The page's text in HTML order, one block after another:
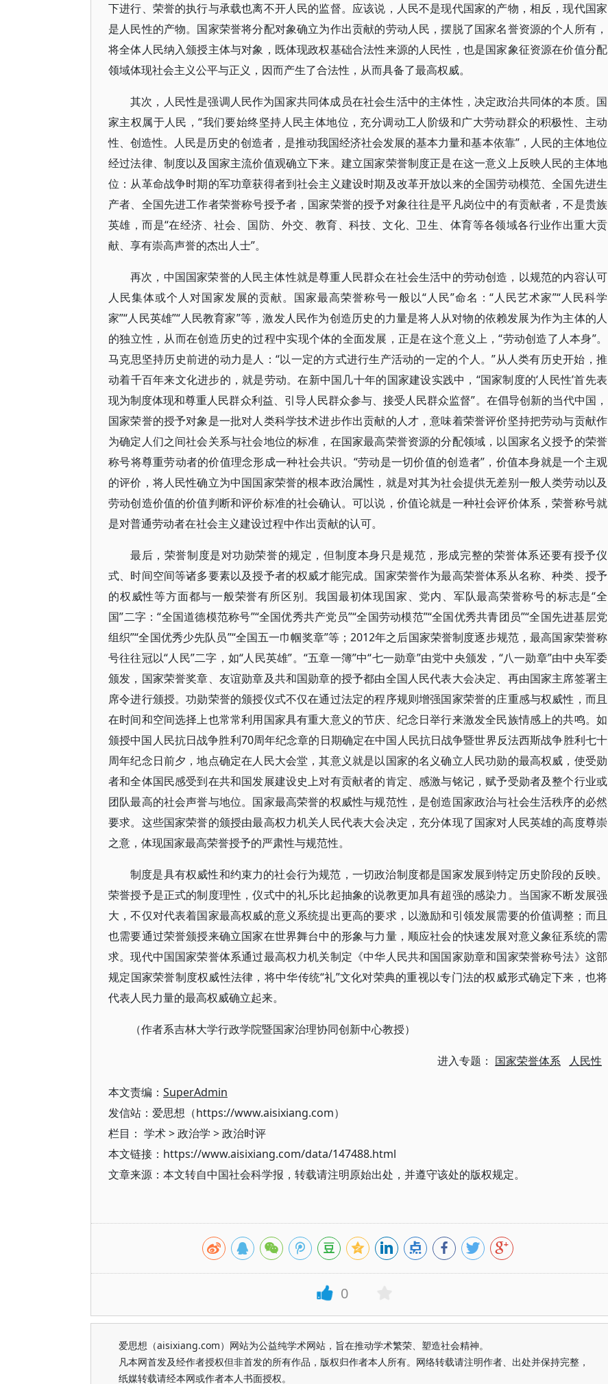
下进行、荣誉的执行与承载也离不开人民的监督。应该说，人民不是现代国家的产物，相反，现代国家
是人民性的产物。国家荣誉将分配对象确立为作出贡献的劳动人民，摆脱了国家名誉资源的个人所有，
将全体人民纳入颁授主体与对象，既体现政权基础合法性来源的人民性，也是国家象征资源在价值分配
领域体现社会主义公平与正义，因而产生了合法性，从而具备了最高权威。
其次，人民性是强调人民作为国家共同体成员在社会生活中的主体性，决定政治共同体的本质。国
家主权属于人民，“我们要始终坚持人民主体地位，充分调动工人阶级和广大劳动群众的积极性、主动
性、创造性。人民是历史的创造者，是推动我国经济社会发展的基本力量和基本依靠”，人民的主体地位
经过法律、制度以及国家主流价值观确立下来。建立国家荣誉制度正是在这一意义上反映人民的主体地
位：从革命战争时期的军功章获得者到社会主义建设时期及改革开放以来的全国劳动模范、全国先进生
产者、全国先进工作者荣誉称号授予者，国家荣誉的授予对象往往是平凡岗位中的有贡献者，不是贵族
英雄，而是“在经济、社会、国防、外交、教育、科技、文化、卫生、体育等各领域各行业作出重大贡
献、享有崇高声誉的杰出人士”。
再次，中国国家荣誉的人民主体性就是尊重人民群众在社会生活中的劳动创造，以规范的内容认可
人民集体或个人对国家发展的贡献。国家最高荣誉称号一般以“人民”命名：“人民艺术家”“人民科学
家”“人民英雄”“人民教育家”等，激发人民作为创造历史的力量是将人从对物的依赖发展为作为主体的人
的独立性，从而在创造历史的过程中实现个体的全面发展，正是在这个意义上，“劳动创造了人本身”。
马克思坚持历史前进的动力是人：“以一定的方式进行生产活动的一定的个人。”从人类有历史开始，推
动着千百年来文化进步的，就是劳动。在新中国几十年的国家建设实践中，“国家制度的‘人民性’首先表
现为制度体现和尊重人民群众利益、引导人民群众参与、接受人民群众监督”。在倡导创新的当代中国，
国家荣誉的授予对象是一批对人类科学技术进步作出贡献的人才，意味着荣誉评价坚持把劳动与贡献作
为确定人们之间社会关系与社会地位的标准，在国家最高荣誉资源的分配领域，以国家名义授予的荣誉
称号将尊重劳动者的价值理念形成一种社会共识。“劳动是一切价值的创造者”，价值本身就是一个主观
的评价，将人民性确立为中国国家荣誉的根本政治属性，就是对其为社会提供无差别一般人类劳动以及
劳动创造价值的价值判断和评价标准的社会确认。可以说，价值论就是一种社会评价体系，荣誉称号就
是对普通劳动者在社会主义建设过程中作出贡献的认可。
最后，荣誉制度是对功勋荣誉的规定，但制度本身只是规范，形成完整的荣誉体系还要有授予仪
式、时间空间等诸多要素以及授予者的权威才能完成。国家荣誉作为最高荣誉体系从名称、种类、授予
的权威性等方面都与一般荣誉有所区别。我国最初体现国家、党内、军队最高荣誉称号的标志是“全
国”二字：“全国道德模范称号”“全国优秀共产党员”“全国劳动模范”“全国优秀共青团员”“全国先进基层党
组织”“全国优秀少先队员”“全国五一巾帼奖章”等；2012年之后国家荣誉制度逐步规范，最高国家荣誉称
号往往冠以“人民”二字，如“人民英雄”。“五章一簿”中“七一勋章”由党中央颁发，“八一勋章”由中央军委
颁发，国家荣誉奖章、友谊勋章及共和国勋章的授予都由全国人民代表大会决定、再由国家主席签署主
席令进行颁授。功勋荣誉的颁授仪式不仅在通过法定的程序规则增强国家荣誉的庄重感与权威性，而且
在时间和空间选择上也常常利用国家具有重大意义的节庆、纪念日举行来激发全民族情感上的共鸣。如
颁授中国人民抗日战争胜利70周年纪念章的日期确定在中国人民抗日战争暨世界反法西斯战争胜利七十
周年纪念日前夕，地点确定在人民大会堂，其意义就是以国家的名义确立人民功勋的最高权威，使受勋
者和全体国民感受到在共和国发展建设史上对有贡献者的肯定、感激与铭记，赋予受勋者及整个行业或
团队最高的社会声誉与地位。国家最高荣誉的权威性与规范性，是创造国家政治与社会生活秩序的必然
要求。这些国家荣誉的颁授由最高权力机关人民代表大会决定，充分体现了国家对人民英雄的高度尊崇
之意，体现国家最高荣誉授予的严肃性与规范性。
制度是具有权威性和约束力的社会行为规范，一切政治制度都是国家发展到特定历史阶段的反映。
荣誉授予是正式的制度理性，仪式中的礼乐比起抽象的说教更加具有超强的感染力。当国家不断发展强
大，不仅对代表着国家最高权威的意义系统提出更高的要求，以激励和引领发展需要的价值调整；而且
也需要通过荣誉颁授来确立国家在世界舞台中的形象与力量，顺应社会的快速发展对意义象征系统的需
求。现代中国国家荣誉体系通过最高权力机关制定《中华人民共和国国家勋章和国家荣誉称号法》这部
规定国家荣誉制度权威性法律，将中华传统“礼”文化对荣典的重视以专门法的权威形式确定下来，也将
代表人民力量的最高权威确立起来。
（作者系吉林大学行政学院暨国家治理协同创新中心教授）
进入专题： 国家荣誉体系 人民性
本文责编： SuperAdmin
发信站：爱思想（https://www.aisixiang.com）
栏目： 学术>政治学 >政治时评
本文链接：https://www.aisixiang.com/data/147488.html
文章来源：本文转自中国社会科学报，转载请注明原始出处，并遵守该处的版权规定。
0
爱思想（aisixiang.com）网站为公益纯学术网站，旨在推动学术繁荣、塑造社会精神。
凡本网首发及经作者授权但非首发的所有作品，版权归作者本人所有。网络转载请注明作者、出处并保持完整，
纸媒转载请经本网或作者本人书面授权。